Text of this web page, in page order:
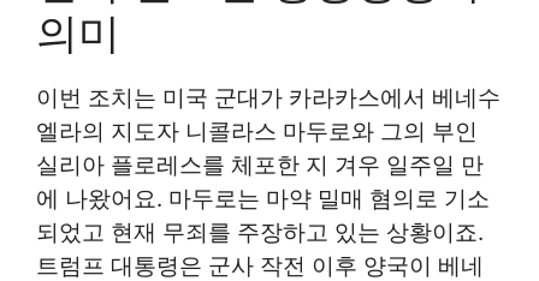
의미
이번 조치는 미국 군대가 카라카스에서 베네수
엘라의 지도자 니콜라스 마두로와 그의 부인
실리아 플로레스를 체포한 지 겨우 일주일 만
에 나왔어요. 마두로는 마약 밀매 혐의로 기소
되었고 현재 무죄를 주장하고 있는 상황이죠.
트럼프 대통령은 군사 작전 이후 양국이 베네